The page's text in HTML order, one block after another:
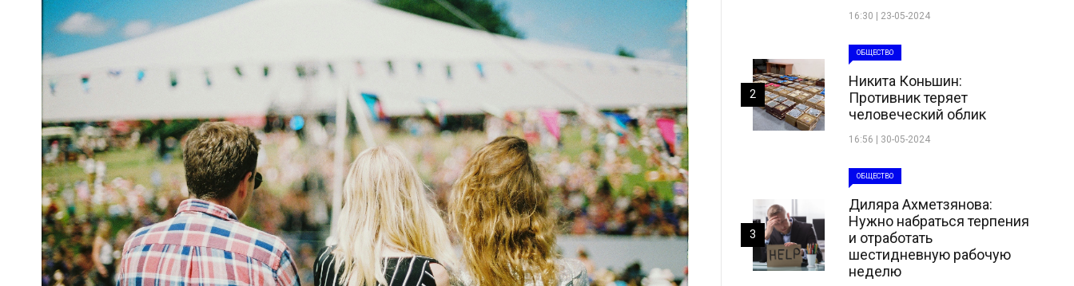
16:30 | 23-05-2024
ОБЩЕСТВО
Никита Коньшин:
Противник теряет
человеческий облик
16:56 | 30-05-2024
2
ОБЩЕСТВО
Диляра Ахметзянова:
Нужно набраться терпения
и отработать
шестидневную рабочую
неделю
3